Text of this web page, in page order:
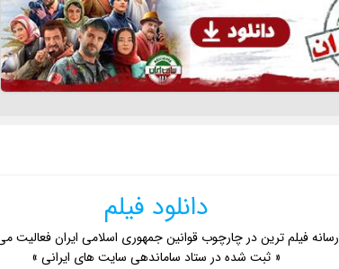
دانلود فیلم
رسانه فیلم ترین در چارچوب قوانین جمهوری اسلامی ایران فعالیت
« ثبت شده در ستاد ساماندهی سایت های ایرانی »